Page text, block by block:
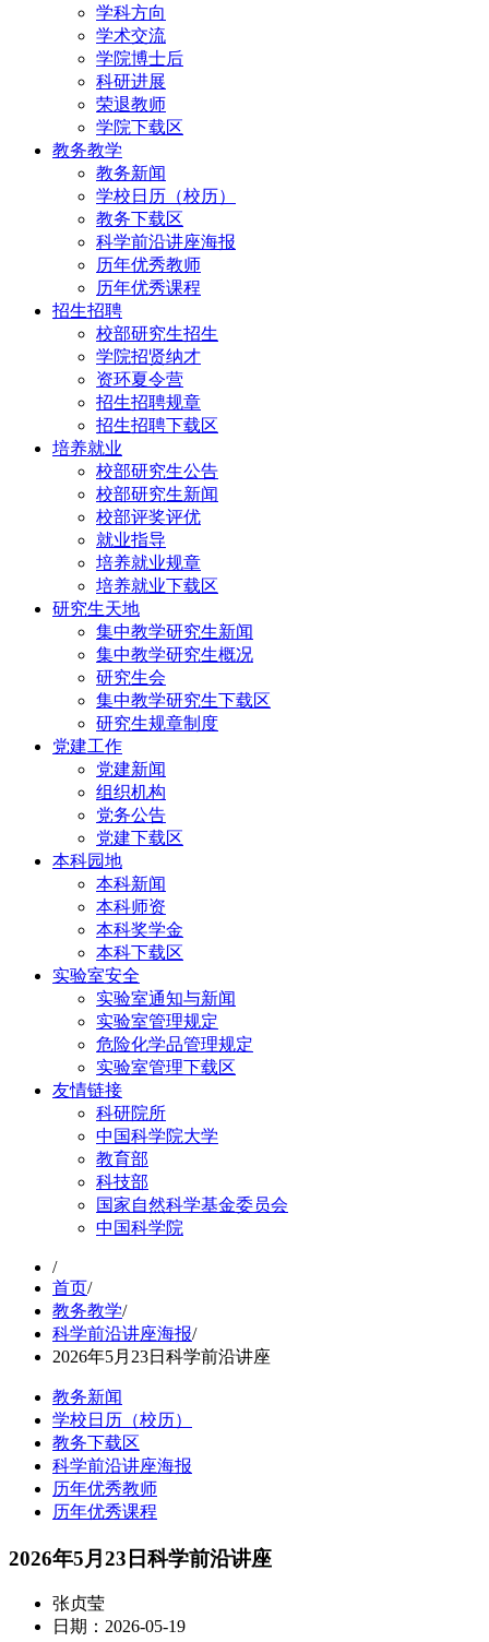
学科方向
学术交流
学院博士后
科研进展
荣退教师
学院下载区
教务教学
教务新闻
学校日历（校历）
教务下载区
科学前沿讲座海报
历年优秀教师
历年优秀课程
招生招聘
校部研究生招生
学院招贤纳才
资环夏令营
招生招聘规章
招生招聘下载区
培养就业
校部研究生公告
校部研究生新闻
校部评奖评优
就业指导
培养就业规章
培养就业下载区
研究生天地
集中教学研究生新闻
集中教学研究生概况
研究生会
集中教学研究生下载区
研究生规章制度
党建工作
党建新闻
组织机构
党务公告
党建下载区
本科园地
本科新闻
本科师资
本科奖学金
本科下载区
实验室安全
实验室通知与新闻
实验室管理规定
危险化学品管理规定
实验室管理下载区
友情链接
科研院所
中国科学院大学
教育部
科技部
国家自然科学基金委员会
中国科学院
/
首页/
教务教学/
科学前沿讲座海报/
2026年5月23日科学前沿讲座
教务新闻
学校日历（校历）
教务下载区
科学前沿讲座海报
历年优秀教师
历年优秀课程
2026年5月23日科学前沿讲座
张贞莹
日期：2026-05-19